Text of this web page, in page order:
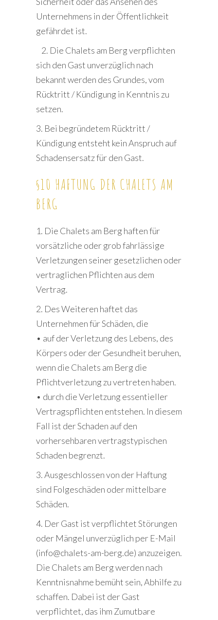
Unternehmens in der Öffentlichkeit
gefährdet ist.
2. Die Chalets am Berg verpflichten
sich den Gast unverzüglich nach
bekannt werden des Grundes, vom
Rücktritt / Kündigung in Kenntnis zu
setzen.
3. Bei begründetem Rücktritt /
Kündigung entsteht kein Anspruch auf
Schadensersatz für den Gast.
§10 HAFTUNG DER CHALETS AM
BERG
1. Die Chalets am Berg haften für
vorsätzliche oder grob fahrlässige
Verletzungen seiner gesetzlichen oder
vertraglichen Pflichten aus dem
Vertrag.
2. Des Weiteren haftet das
Unternehmen für Schäden, die
• auf der Verletzung des Lebens, des
Körpers oder der Gesundheit beruhen,
wenn die Chalets am Berg die
Pflichtverletzung zu vertreten haben.
• durch die Verletzung essentieller
Vertragspflichten entstehen. In diesem
Fall ist der Schaden auf den
vorhersehbaren vertragstypischen
Schaden begrenzt.
3. Ausgeschlossen von der Haftung
sind Folgeschäden oder mittelbare
Schäden.
4. Der Gast ist verpflichtet Störungen
oder Mängel unverzüglich per E-Mail
(info@chalets-am-berg.de) anzuzeigen.
Die Chalets am Berg werden nach
Kenntnisnahme bemüht sein, Abhilfe zu
schaffen. Dabei ist der Gast
verpflichtet, das ihm Zumutbare